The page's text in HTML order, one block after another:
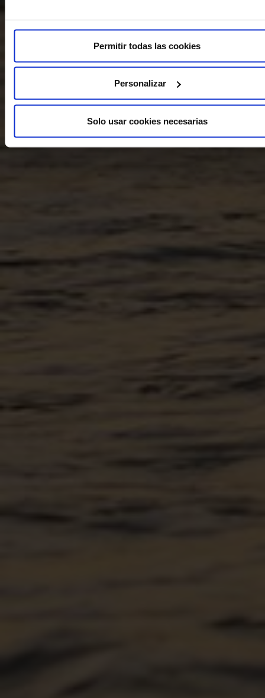
Permitir todas las cookies
Personalizar
Solo usar cookies necesarias